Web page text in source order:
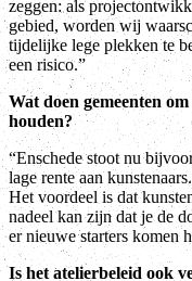
zeggen: als
gebied, worden wij
tijdelijke lege plekken te
een risico.”
Wat doen gemeenten
houden?
“Enschede stoot nu
lage rente aan
Het voordeel is dat
nadeel kan zijn dat je de
er nieuwe starters komen
Is het atelierbeleid ook